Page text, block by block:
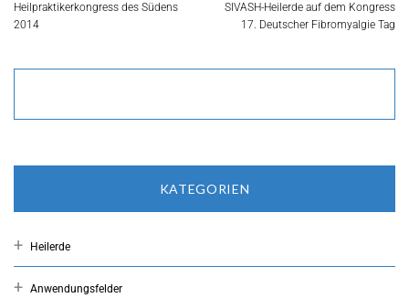
Heilpraktikerkongress des Südens
2014
SIVASH-Heilerde auf dem Kongress
17. Deutscher Fibromyalgie Tag
KATEGORIEN
Heilerde
Anwendungsfelder